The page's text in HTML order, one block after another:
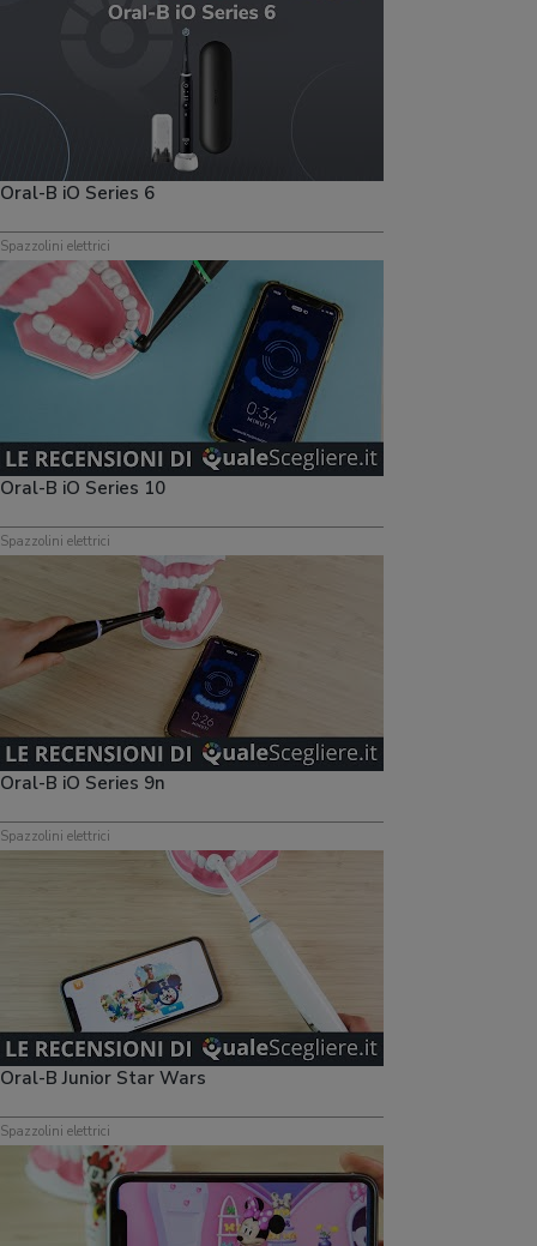
Oral-B iO Series 6
Spazzolini elettrici
Oral-B iO Series 10
Spazzolini elettrici
Oral-B iO Series 9n
Spazzolini elettrici
Oral-B Junior Star Wars
Spazzolini elettrici